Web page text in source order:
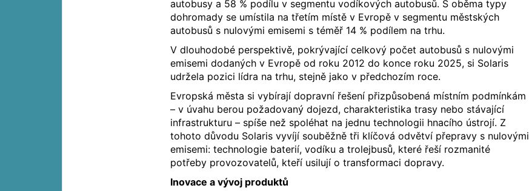
autobusy a 58 % podílu v segmentu vodíkových autobusů. S oběma typy
dohromady se umístila na třetím místě v Evropě v segmentu městských
autobusů s nulovými emisemi s téměř 14 % podílem na trhu.
V dlouhodobé perspektivě, pokrývající celkový počet autobusů s nulovými
emisemi dodaných v Evropě od roku 2012 do konce roku 2025, si Solaris
udržela pozici lídra na trhu, stejně jako v předchozím roce.
Evropská města si vybírají dopravní řešení přizpůsobená místním podmínkám
– v úvahu berou požadovaný dojezd, charakteristika trasy nebo stávající
infrastrukturu – spíše než spoléhat na jednu technologii hnacího ústrojí. Z
tohoto důvodu Solaris vyvíjí souběžně tři klíčová odvětví přepravy s nulovými
emisemi: technologie baterií, vodíku a trolejbusů, které řeší rozmanité
potřeby provozovatelů, kteří usilují o transformaci dopravy.
Inovace a vývoj produktů